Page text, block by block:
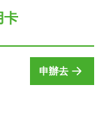
卡
申辦去